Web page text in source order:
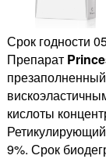
Срок годности
Препарат
кислоты
9%. Срок